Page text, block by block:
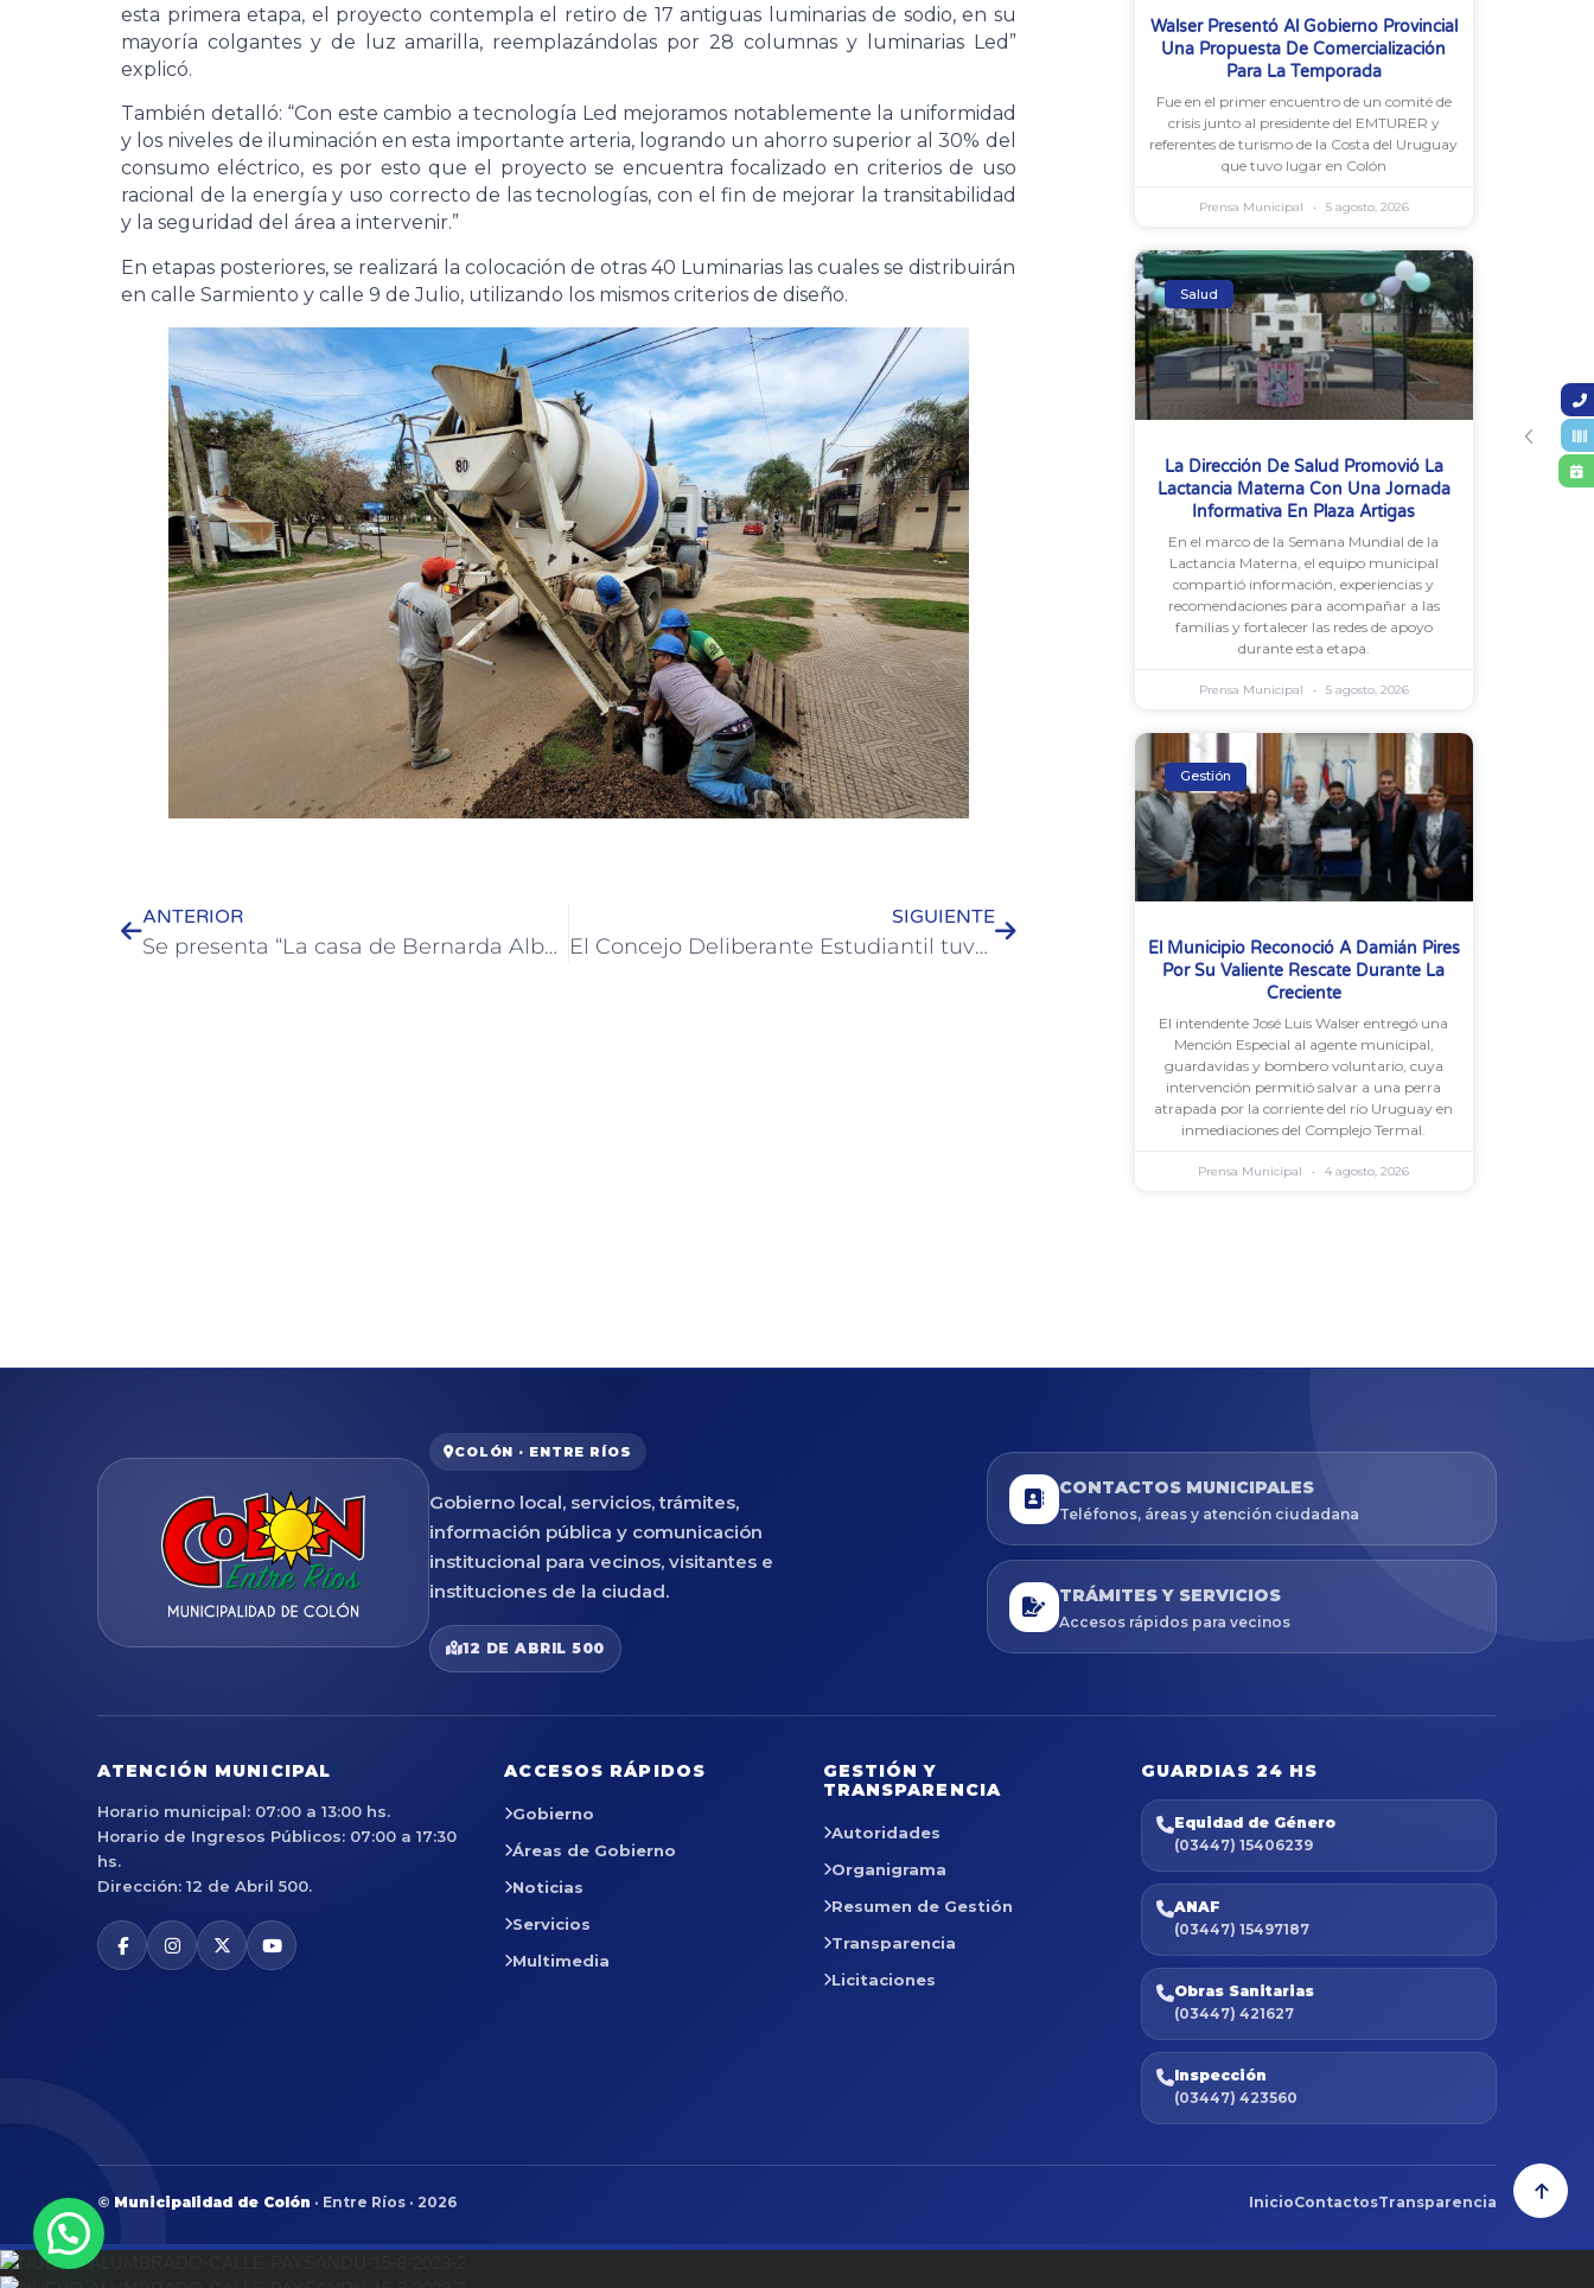
esta primera etapa, el proyecto contempla el retiro de 17 antiguas luminarias de sodio, en su
mayoría colgantes y de luz amarilla, reemplazándolas por 28 columnas y luminarias Led”
explicó.
También detalló: “Con este cambio a tecnología Led mejoramos notablemente la uniformidad
y los niveles de iluminación en esta importante arteria, logrando un ahorro superior al 30% del
consumo eléctrico, es por esto que el proyecto se encuentra focalizado en criterios de uso
racional de la energía y uso correcto de las tecnologías, con el fin de mejorar la transitabilidad
y la seguridad del área a intervenir.”
En etapas posteriores, se realizará la colocación de otras 40 Luminarias las cuales se distribuirán
en calle Sarmiento y calle 9 de Julio, utilizando los mismos criterios de diseño.
ANTERIOR
Se presenta “La casa de Bernarda Alba” en Casa del Bicentenario
SIGUIENTE
El Concejo Deliberante Estudiantil tuvo su primera sesión
Walser Presentó Al Gobierno Provincial
Una Propuesta De Comercialización
Para La Temporada
Fue en el primer encuentro de un comité de
crisis junto al presidente del EMTURER y
referentes de turismo de la Costa del Uruguay
que tuvo lugar en Colón
Prensa Municipal 5 agosto, 2026
Salud
La Dirección De Salud Promovió La
Lactancia Materna Con Una Jornada
Informativa En Plaza Artigas
En el marco de la Semana Mundial de la
Lactancia Materna, el equipo municipal
compartió información, experiencias y
recomendaciones para acompañar a las
familias y fortalecer las redes de apoyo
durante esta etapa.
Prensa Municipal 5 agosto, 2026
Gestión
El Municipio Reconoció A Damián Pires
Por Su Valiente Rescate Durante La
Creciente
El intendente José Luis Walser entregó una
Mención Especial al agente municipal,
guardavidas y bombero voluntario, cuya
intervención permitió salvar a una perra
atrapada por la corriente del río Uruguay en
inmediaciones del Complejo Termal.
Prensa Municipal 4 agosto, 2026
COLÓN · ENTRE RÍOS
Gobierno local, servicios, trámites,
información pública y comunicación
institucional para vecinos, visitantes e
instituciones de la ciudad.
12 DE ABRIL 500
CONTACTOS MUNICIPALES
Teléfonos, áreas y atención ciudadana
TRÁMITES Y SERVICIOS
Accesos rápidos para vecinos
ATENCIÓN MUNICIPAL
Horario municipal: 07:00 a 13:00 hs.
Horario de Ingresos Públicos: 07:00 a 17:30
hs.
Dirección: 12 de Abril 500.
ACCESOS RÁPIDOS
Gobierno
Áreas de Gobierno
Noticias
Servicios
Multimedia
GESTIÓN Y
TRANSPARENCIA
Autoridades
Organigrama
Resumen de Gestión
Transparencia
Licitaciones
GUARDIAS 24 HS
Equidad de Género
(03447) 15406239
ANAF
(03447) 15497187
Obras Sanitarias
(03447) 421627
Inspección
(03447) 423560
© Municipalidad de Colón · Entre Ríos · 2026 InicioContactosTransparencia